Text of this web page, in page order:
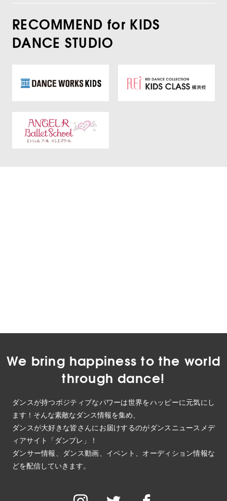
RECOMMEND for KIDS
DANCE STUDIO
We bring happiness to the world
through dance!
ダンスが持つポジティブなパワーは世界をハッピーに元気にし
ます！そんな素敵なダンス情報を集め、
ダンスが大好きな皆さんにお届けするのがダンスニュースメデ
ィアサイト「ダンプレ」！
ダンサー情報、ダンス動画、イベント、オーディション情報な
どを配信していきます。